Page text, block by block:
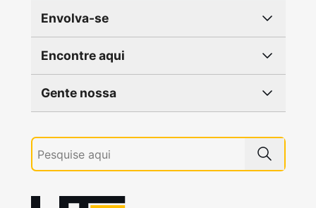
Envolva-se
Encontre aqui
Gente nossa